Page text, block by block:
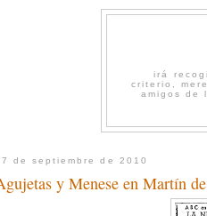
irá
criterio,
amigos de
de septiembre de 2010
y Menese en Martín